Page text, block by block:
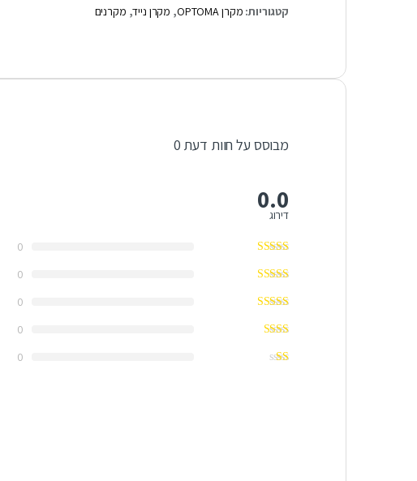
קטגוריות: מקרן OPTOMA , מקרן נייד, מקרנים
מבוסס על חוות דעת 0
0.0
דירוג
0
0
0
0
0